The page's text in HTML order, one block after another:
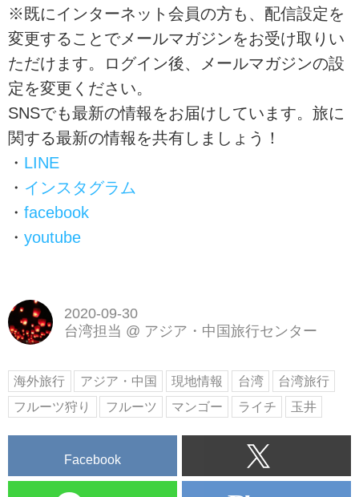
※既にインターネット会員の方も、配信設定を
変更することでメールマガジンをお受け取りい
ただけます。ログイン後、メールマガジンの設
定を変更ください。
SNSでも最新の情報をお届けしています。旅に
関する最新の情報を共有しましょう！
・ LINE
・ インスタグラム
・ facebook
・ youtube
2020-09-30
台湾担当 @ アジア・中国旅行センター
海外旅行 アジア・中国 現地情報 台湾
台湾旅行
フルーツ狩り
フルーツ マンゴー ライチ 玉井
Facebook